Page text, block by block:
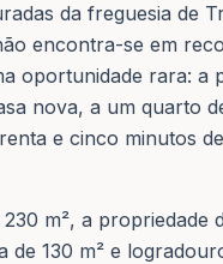
da freguesia de
encontra-se em
oportunidade rara: a
nova, a um quarto
e cinco minutos
m², a propriedade
de 130 m² e